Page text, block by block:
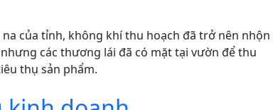
của tỉnh, không khí thu hoạch đã trở nên nhộn
các thương lái đã có mặt tại vườn để thu
thụ sản phẩm.